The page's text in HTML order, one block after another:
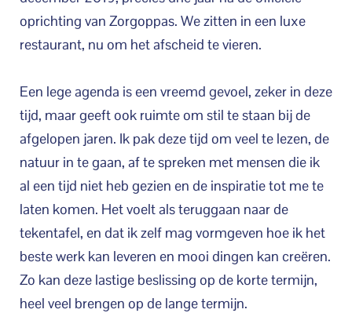
oprichting van Zorgoppas. We zitten in een luxe
restaurant, nu om het afscheid te vieren.
Een lege agenda is een vreemd gevoel, zeker in deze
tijd, maar geeft ook ruimte om stil te staan bij de
afgelopen jaren. Ik pak deze tijd om veel te lezen, de
natuur in te gaan, af te spreken met mensen die ik
al een tijd niet heb gezien en de inspiratie tot me te
laten komen. Het voelt als teruggaan naar de
tekentafel, en dat ik zelf mag vormgeven hoe ik het
beste werk kan leveren en mooi dingen kan creëren.
Zo kan deze lastige beslissing op de korte termijn,
heel veel brengen op de lange termijn.